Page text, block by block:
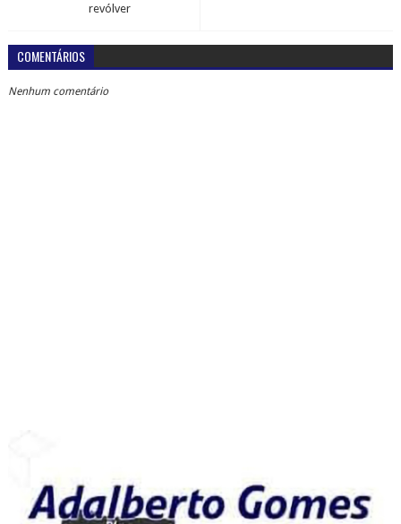
revólver
COMENTÁRIOS
Nenhum comentário